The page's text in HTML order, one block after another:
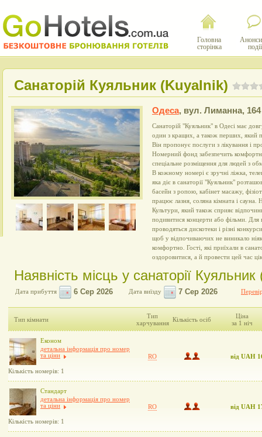
Головна
сторінка
події
Санаторій Куяльник (Kuyalnik)
Одеса, вул. Лиманна, 164
Санаторій "Куяльник" в Одесі має
один з кращих, а також перших, який
Він пропонує послуги з лікування і
Номерний фонд забезпечить
спеціальне розміщення для людей з
В кожному номері є зручні ліжка,
яка діє в санаторії "Куяльник"
басейн з ропою, кабінет масажу,
працює лазня, соляна кімната і сауна.
Культури, який також сприяє
подивитися концерти або фільми. Для
проводяться дискотеки і різні
щоб у відпочиваючих не виникало
комфортно. Гості, які приїхали в
оздоровитися, а й провести цей час
Наявність місць у санаторії
Дата прибуття Дата виїзду
Тип кімнати
Тип
харчування Кількість осіб
Ціна
за 1 ніч
Економ
детальна інформація про номер
та ціни
Кількість номерів: 1
RO від UAH
Стандарт
детальна інформація про номер
та ціни
Кількість номерів: 1
RO від UAH